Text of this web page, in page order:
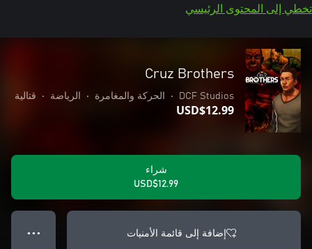
تخطي إلى المحتوى الرئيسي
Cruz Brothers
DCF Studios
• الحركة والمغامرة • الرياضة • قتالية
USD$12.99
شراء
USD$12.99
إضافة إلى قائمة الأمنيات ● ● ●